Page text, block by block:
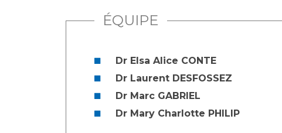
ÉQUIPE
Dr Elsa Alice CONTE
Dr Laurent DESFOSSEZ
Dr Marc GABRIEL
Dr Mary Charlotte PHILIP